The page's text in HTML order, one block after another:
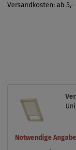
Versandkosten: ab
Notwendige